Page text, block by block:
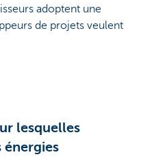
adoptent une
de projets veulent
lesquelles
énergies